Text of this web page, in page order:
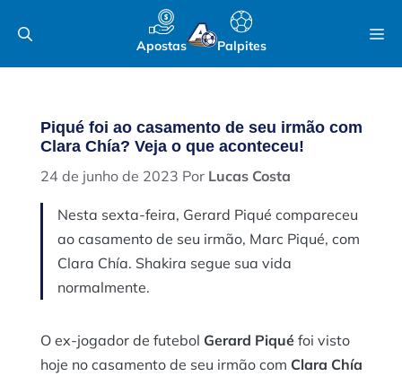
para
Apostas Palpites
Piqué foi ao casamento de seu irmão com
Clara Chía? Veja o que aconteceu!
24 de junho de 2023 Por Lucas Costa
Nesta sexta-feira, Gerard Piqué compareceu
ao casamento de seu irmão, Marc Piqué, com
Clara Chía. Shakira segue sua vida
normalmente.
O ex-jogador de futebol Gerard Piqué foi visto
hoje no casamento de seu irmão com Clara Chía